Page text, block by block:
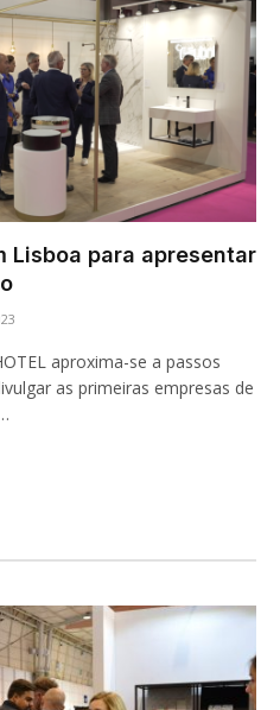
Lisboa para apresentar
aproxima-se a passos
as primeiras empresas de